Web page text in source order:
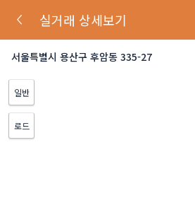
실거래 상세보기
서울특별시 용산구 후암동 335-27
일반
로드